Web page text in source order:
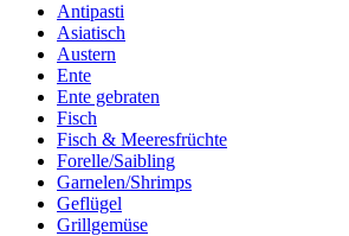
Antipasti
Asiatisch
Austern
Ente
Ente gebraten
Fisch
Fisch & Meeresfrüchte
Forelle/Saibling
Garnelen/Shrimps
Geflügel
Grillgemüse